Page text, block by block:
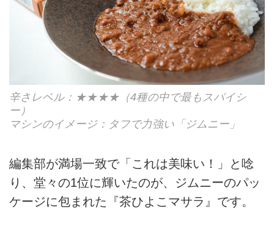
辛さレベル：★★★★（4種の中で最もスパイシ
ー）
マシンのイメージ：タフで力強い「ジムニー」
編集部が満場一致で「これは美味い！」と唸
り、堂々の1位に輝いたのが、ジムニーのパッ
ケージに包まれた『茶ひよこマサラ』です。